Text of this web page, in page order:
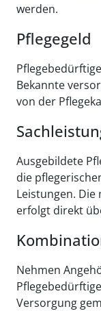
werden.
Pflegegeld
Bekannte
von der
Ausgebildete
die
Leistungen.
erfolgt direkt
Nehmen
Versorgung